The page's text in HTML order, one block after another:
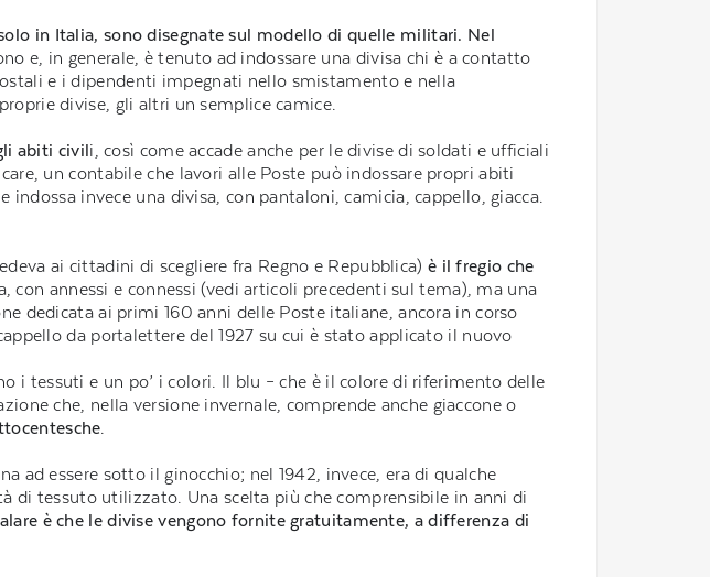
in Italia, sono disegnate sul modello di quelle militari. Nel
e, in generale, è tenuto ad indossare una divisa chi è a contatto
e i dipendenti impegnati nello smistamento e nella
divise, gli altri un semplice camice.
abiti civili, così come accade anche per le divise di soldati e ufficiali
un contabile che lavori alle Poste può indossare propri abiti
invece una divisa, con pantaloni, camicia, cappello, giacca.
ai cittadini di scegliere fra Regno e Repubblica) è il fregio che
con annessi e connessi (vedi articoli precedenti sul tema), ma una
dedicata ai primi 160 anni delle Poste italiane, ancora in corso
da portalettere del 1927 su cui è stato applicato il nuovo
i tessuti e un po’ i colori. Il blu – che è il colore di riferimento delle
che, nella versione invernale, comprende anche giaccone o
ad essere sotto il ginocchio; nel 1942, invece, era di qualche
di tessuto utilizzato. Una scelta più che comprensibile in anni di
è che le divise vengono fornite gratuitamente, a differenza di